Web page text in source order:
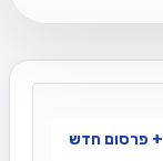
+ פרסום חדש